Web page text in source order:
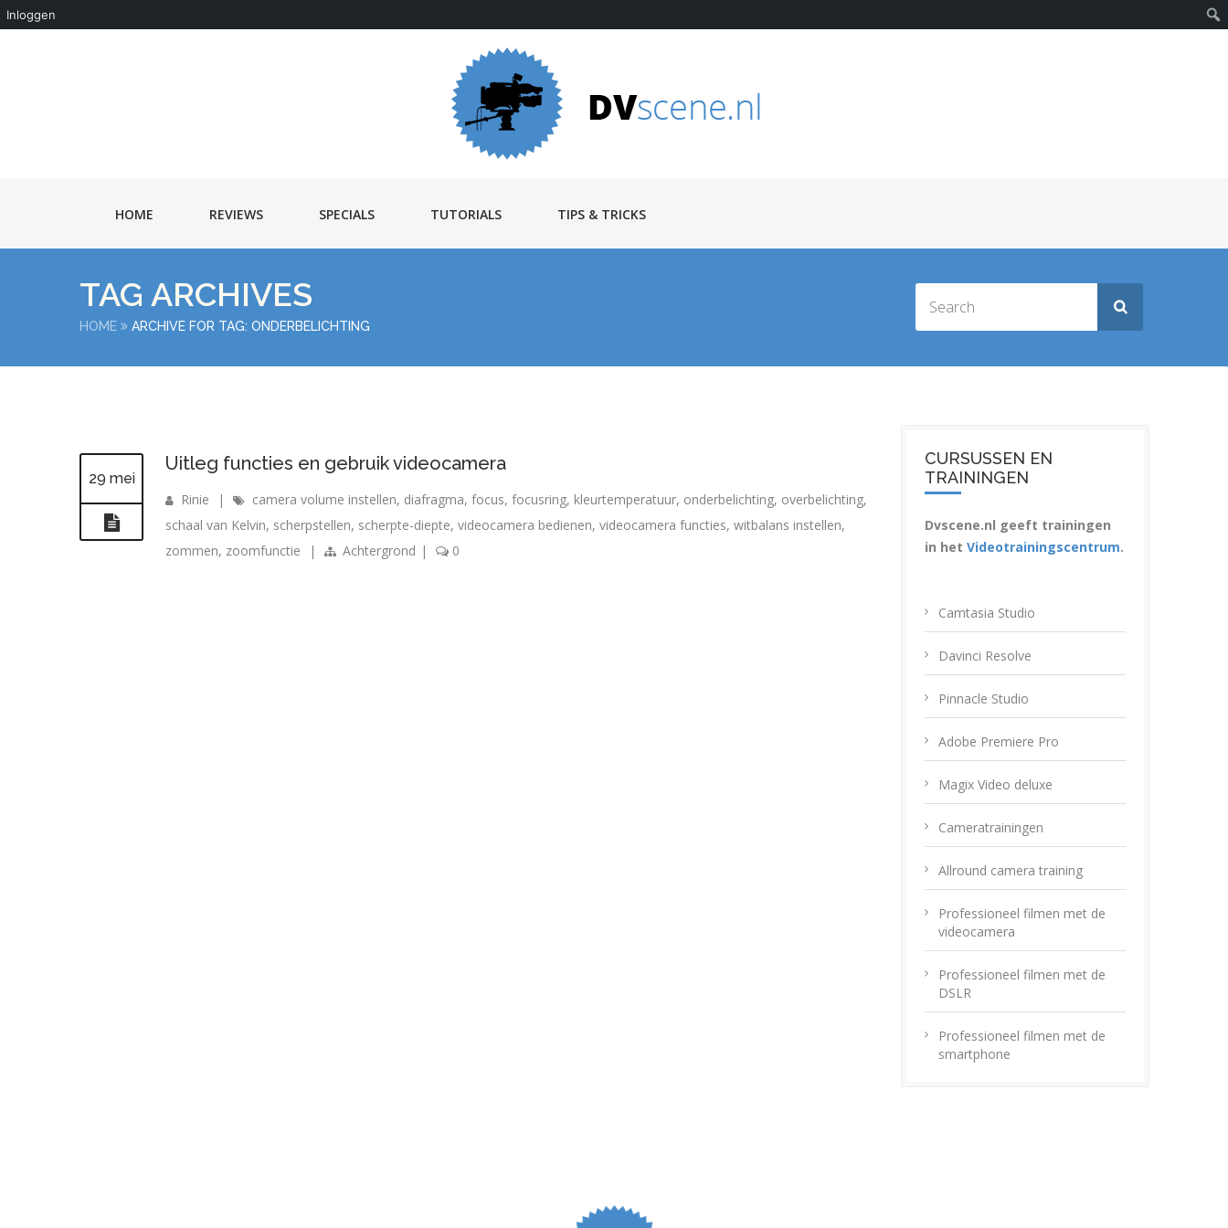
Inloggen
HOME REVIEWS SPECIALS TUTORIALS TIPS & TRICKS
TAG ARCHIVES
HOME ARCHIVE FOR TAG: ONDERBELICHTING
29 mei
Uitleg functies en gebruik videocamera
Rinie | camera volume instellen, diafragma, focus, focusring, kleurtemperatuur, onderbelichting, overbelichting,
schaal van Kelvin, scherpstellen, scherpte-diepte, videocamera bedienen, videocamera functies, witbalans instellen,
zommen, zoomfunctie | Achtergrond | 0
CURSUSSEN EN
TRAININGEN
Dvscene.nl geeft trainingen
in het Videotrainingscentrum.
Camtasia Studio
Davinci Resolve
Pinnacle Studio
Adobe Premiere Pro
Magix Video deluxe
Cameratrainingen
Allround camera training
Professioneel filmen met de
videocamera
Professioneel filmen met de
DSLR
Professioneel filmen met de
smartphone